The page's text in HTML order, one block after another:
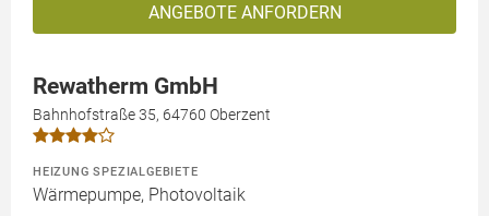
ANGEBOTE ANFORDERN
Rewatherm GmbH
Bahnhofstraße 35, 64760 Oberzent
HEIZUNG SPEZIALGEBIETE
Wärmepumpe, Photovoltaik